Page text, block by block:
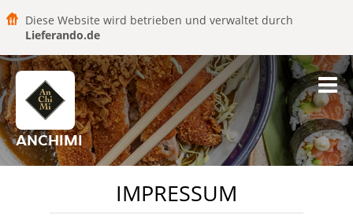
Diese Website wird betrieben und verwaltet durch
Lieferando.de
ANCHIMI
IMPRESSUM